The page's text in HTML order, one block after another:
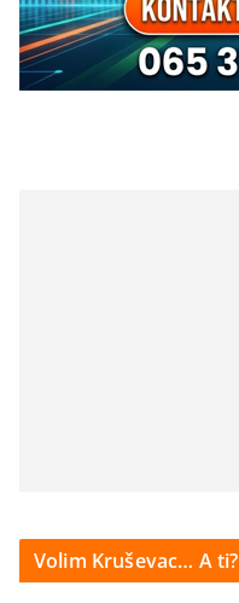
Volim Kruševac… A ti?